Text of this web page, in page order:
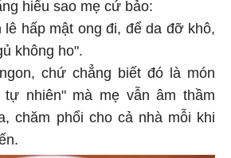
hiểu sao mẹ cứ bảo:
lê hấp mật ong đi, để da đỡ khô,
không ho".
chứ chẳng biết đó là món
nhiên" mà mẹ vẫn âm thầm
chăm phổi cho cả nhà mỗi khi